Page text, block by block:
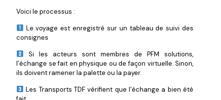
Voici le processus :
Le voyage est enregistré sur un tableau de suivi des
consignes
Si les acteurs sont membres de PFM solutions,
l’échange se fait en physique ou de façon virtuelle. Sinon,
ils doivent ramener la palette ou la payer.
Les Transports TDF vérifient que l’échange a bien été